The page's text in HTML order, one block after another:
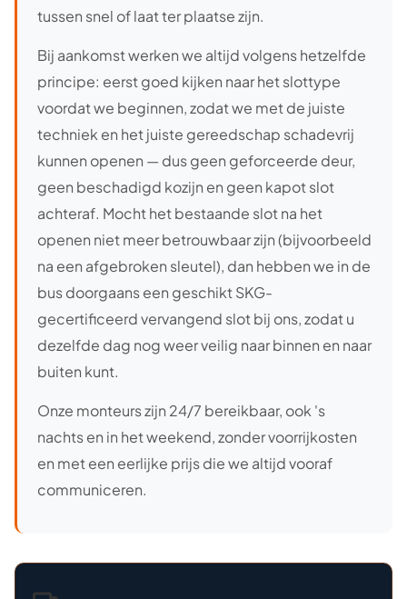
tussen snel of laat ter plaatse zijn.
Bij aankomst werken we altijd volgens hetzelfde
principe: eerst goed kijken naar het slottype
voordat we beginnen, zodat we met de juiste
techniek en het juiste gereedschap schadevrij
kunnen openen — dus geen geforceerde deur,
geen beschadigd kozijn en geen kapot slot
achteraf. Mocht het bestaande slot na het
openen niet meer betrouwbaar zijn (bijvoorbeeld
na een afgebroken sleutel), dan hebben we in de
bus doorgaans een geschikt SKG-
gecertificeerd vervangend slot bij ons, zodat u
dezelfde dag nog weer veilig naar binnen en naar
buiten kunt.
Onze monteurs zijn 24/7 bereikbaar, ook 's
nachts en in het weekend, zonder voorrijkosten
en met een eerlijke prijs die we altijd vooraf
communiceren.